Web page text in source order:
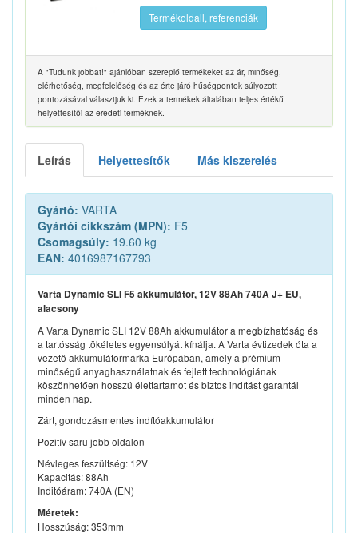
Termékoldall, referenciák
A "Tudunk jobbat!" ajánlóban szereplő termékeket az ár, minőség,
elérhetőség, megfelelőség és az érte járó hűségpontok súlyozott
pontozásával választjuk ki. Ezek a termékek általában teljes értékű
helyettesítői az eredeti terméknek.
Leírás Helyettesítők Más kiszerelés
Gyártó: VARTA
Gyártói cikkszám (MPN): F5
Csomagsúly: 19.60 kg
EAN: 4016987167793
Varta Dynamic SLI F5 akkumulátor, 12V 88Ah 740A J+ EU,
alacsony
A Varta Dynamic SLI 12V 88Ah akkumulátor a megbízhatóság és
a tartósság tökéletes egyensúlyát kínálja. A Varta évtizedek óta a
vezető akkumulátormárka Európában, amely a prémium
minőségű anyaghasználatnak és fejlett technológiának
köszönhetően hosszú élettartamot és biztos indítást garantál
minden nap.
Zárt, gondozásmentes indítóakkumulátor
Pozitív saru jobb oldalon
Névleges feszültség: 12V
Kapacitás: 88Ah
Inditóáram: 740A (EN)
Méretek:
Hosszúság: 353mm